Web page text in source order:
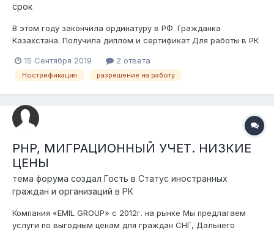
срок
В этом году закончила ординатуру в РФ. Гражданка
Казахстана. Получила диплом и сертификат Для работы в РК
российский сертификат на территории РК? Его нужно
подтверждать? Или необходимо получить новый?
15 Сентября 2019 2 ответа
Нострификация разрешение на работу
PHP, МИГРАЦИОННЫЙ УЧЕТ. НИЗКИЕ
ЦЕНЫ
тема форума создал Гость в Статус иностранных
граждан и организаций в РК
Компания «EMIL GROUP» с 2012г. на рынке Мы предлагаем
услуги по выгодным ценам для граждан СНГ, Дальнего